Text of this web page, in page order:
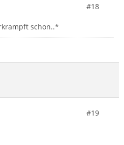
#18
schon..*
#19